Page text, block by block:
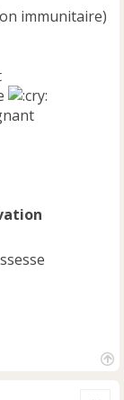
immunitaire)